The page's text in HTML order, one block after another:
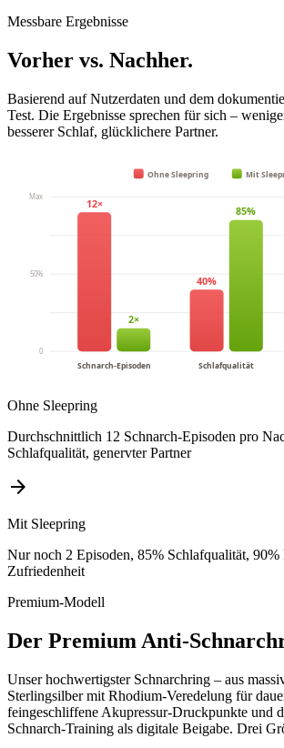
Messbare Ergebnisse
Vorher vs. Nachher.
Basierend auf Nutzerdaten und dem
Test. Die Ergebnisse sprechen für sich –
besserer Schlaf, glücklichere Partner.
Max
50%
0
12×
2×
Schnarch-Episoden
40%
85%
Schlafqualität
Ohne Sleepring Mit
Ohne Sleepring
Durchschnittlich 12 Schnarch-Episoden pro
Schlafqualität, genervter Partner
arrow_forward
Mit Sleepring
Nur noch 2 Episoden, 85% Schlafqualität, 90%
Zufriedenheit
Premium-Modell
Der Premium Anti-
Unser hochwertigster Schnarchring – aus
Sterlingsilber mit Rhodium-Veredelung für
feingeschliffene Akupressur-Druckpunkte und
Schnarch-Training als digitale Beigabe. Drei